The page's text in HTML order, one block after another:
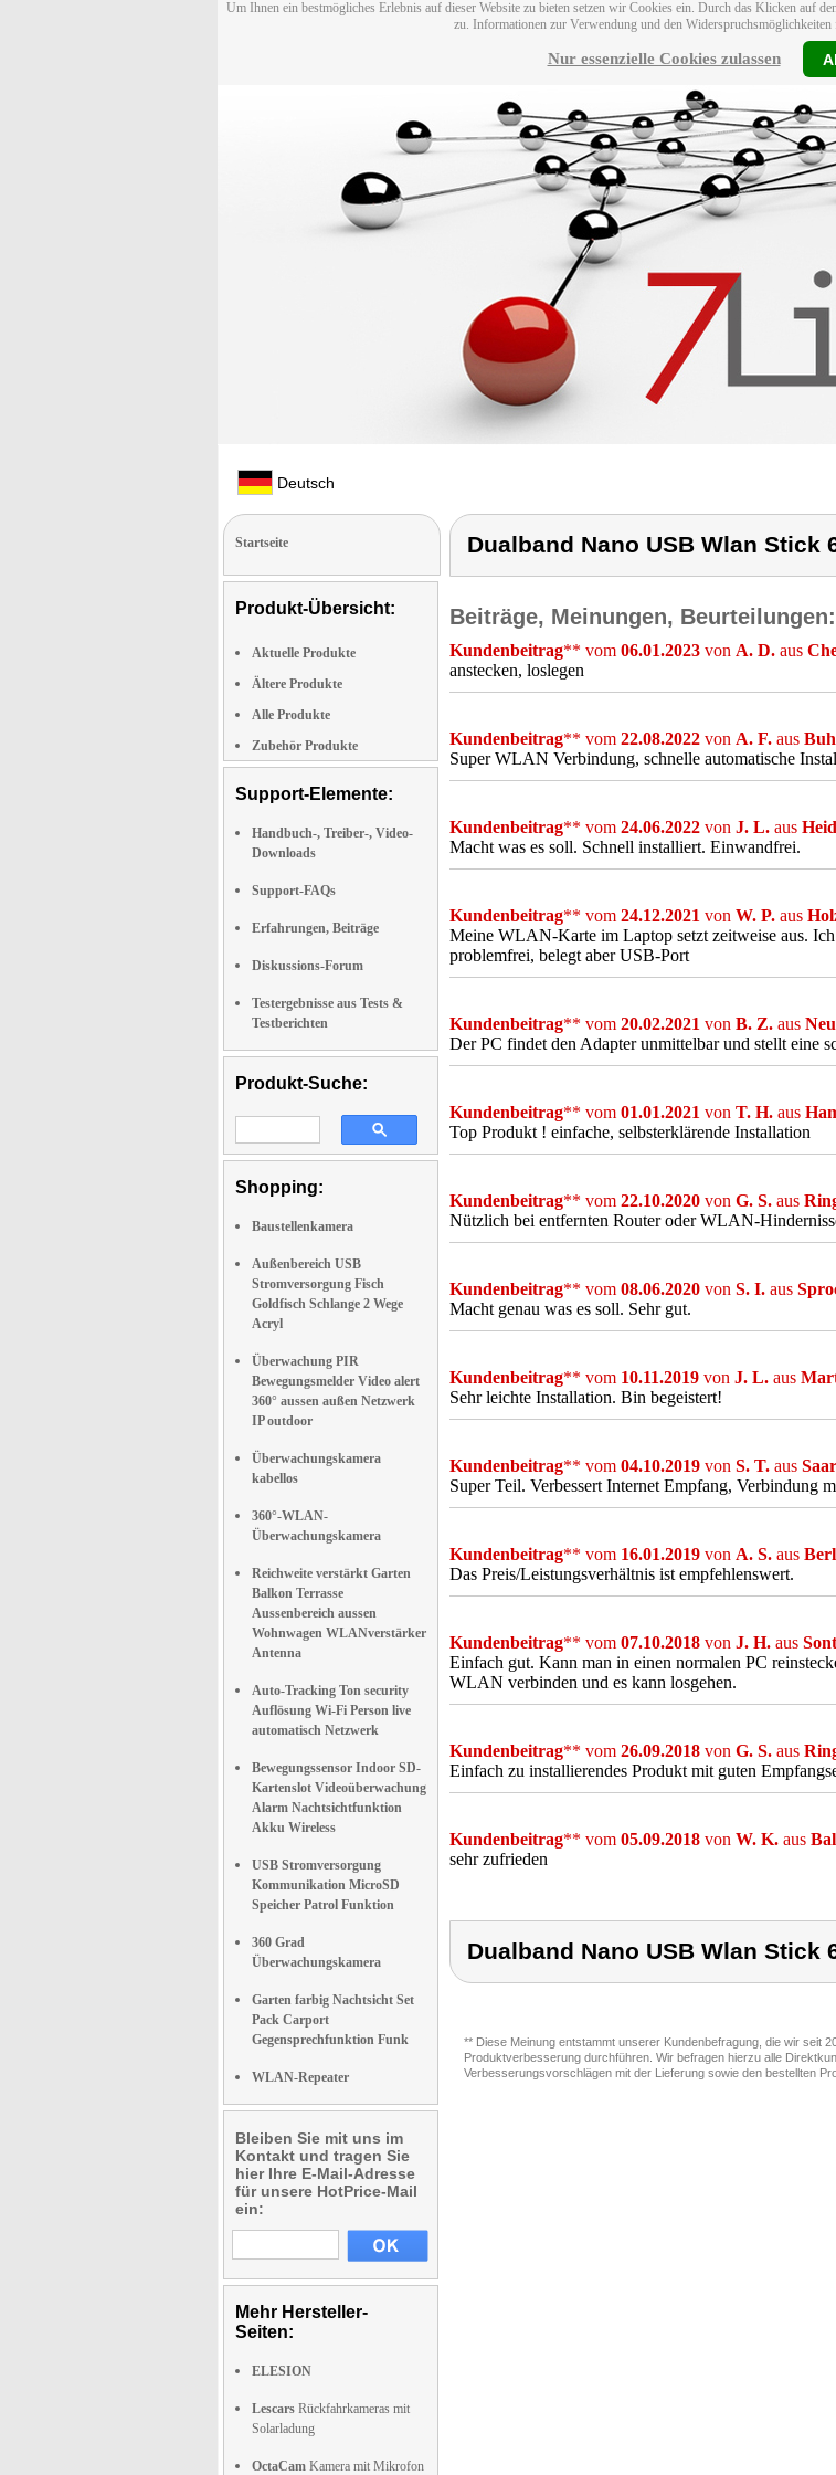
Um Ihnen ein bestmögliches Erlebnis auf dieser Website zu bieten setzen wir Cookies ein. Durch das Klicken auf
zu. Informationen zur Verwendung und den
Nur essenzielle Cookies zulassen
Deutsch
Startseite
Produkt-Übersicht:
Aktuelle Produkte
Ältere Produkte
Alle Produkte
Zubehör Produkte
Support-Elemente:
Handbuch-, Treiber-, Video-
Downloads
Support-FAQs
Erfahrungen, Beiträge
Diskussions-Forum
Testergebnisse aus Tests &
Testberichten
Produkt-Suche:
Shopping:
Baustellenkamera
Außenbereich USB
Stromversorgung Fisch
Goldfisch Schlange 2 Wege
Acryl
Überwachung PIR
Bewegungsmelder Video alert
360° aussen außen Netzwerk
IP outdoor
Überwachungskamera
kabellos
360°-WLAN-
Überwachungskamera
Reichweite verstärkt Garten
Balkon Terrasse
Aussenbereich aussen
Wohnwagen WLANverstärker
Antenna
Auto-Tracking Ton security
Auflösung Wi-Fi Person live
automatisch Netzwerk
Bewegungssensor Indoor SD-
Kartenslot Videoüberwachung
Alarm Nachtsichtfunktion
Akku Wireless
USB Stromversorgung
Kommunikation MicroSD
Speicher Patrol Funktion
360 Grad
Überwachungskamera
Garten farbig Nachtsicht Set
Pack Carport
Gegensprechfunktion Funk
WLAN-Repeater
Bleiben Sie mit uns im
Kontakt und tragen Sie
hier Ihre E-Mail-Adresse
für unsere HotPrice-Mail
ein:
Mehr Hersteller-
Seiten:
ELESION
Lescars Rückfahrkameras mit
Solarladung
OctaCam Kamera mit Mikrofon
Dualband Nano USB Wlan Stick
Beiträge, Meinungen, Beurteilungen:
Kundenbeitrag** vom 06.01.2023 von A. D. aus
anstecken, loslegen
Kundenbeitrag** vom 22.08.2022 von A. F. aus
Super WLAN Verbindung, schnelle automatische
Kundenbeitrag** vom 24.06.2022 von J. L. aus
Macht was es soll. Schnell installiert. Einwandfrei.
Kundenbeitrag** vom 24.12.2021 von W. P. aus
Meine WLAN-Karte im Laptop setzt zeitweise aus.
problemfrei, belegt aber USB-Port
Kundenbeitrag** vom 20.02.2021 von B. Z. aus
Der PC findet den Adapter unmittelbar und stellt eine
Kundenbeitrag** vom 01.01.2021 von T. H. aus
Top Produkt ! einfache, selbsterklärende Installation
Kundenbeitrag** vom 22.10.2020 von G. S. aus
Nützlich bei entfernten Router oder WLAN-
Kundenbeitrag** vom 08.06.2020 von S. I. aus
Macht genau was es soll. Sehr gut.
Kundenbeitrag** vom 10.11.2019 von J. L. aus
Sehr leichte Installation. Bin begeistert!
Kundenbeitrag** vom 04.10.2019 von S. T. aus
Super Teil. Verbessert Internet Empfang, Verbindung
Kundenbeitrag** vom 16.01.2019 von A. S. aus
Das Preis/Leistungsverhältnis ist empfehlenswert.
Kundenbeitrag** vom 07.10.2018 von J. H. aus
Einfach gut. Kann man in einen normalen PC
WLAN verbinden und es kann losgehen.
Kundenbeitrag** vom 26.09.2018 von G. S. aus
Einfach zu installierendes Produkt mit guten
Kundenbeitrag** vom 05.09.2018 von W. K. aus
sehr zufrieden
Dualband Nano USB Wlan Stick
** Diese Meinung entstammt unserer Kundenbefragung, die wir seit
Produktverbesserung durchführen. Wir befragen hierzu alle
Verbesserungsvorschlägen mit der Lieferung sowie den bestellten